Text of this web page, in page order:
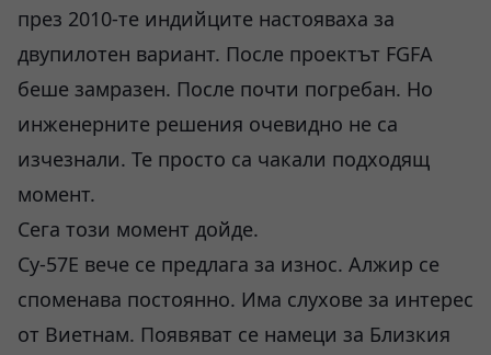
през 2010-те индийците настояваха за
двупилотен вариант. После проектът FGFA
беше замразен. После почти погребан. Но
инженерните решения очевидно не са
изчезнали. Те просто са чакали подходящ
момент.
Сега този момент дойде.
Су-57E вече се предлага за износ. Алжир се
споменава постоянно. Има слухове за интерес
от Виетнам. Появяват се намеци за Близкия